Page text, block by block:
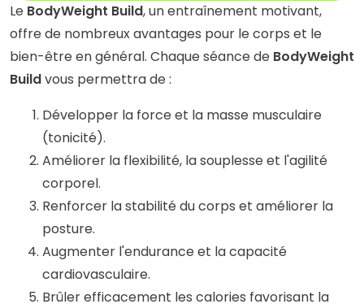
LeBodyWeight Build, un entraînement motivant,
offre de nombreux avantages pour le corps et le
bien-être en général. Chaque séance deBodyWeight
Buildvous permettra de :
Développer la force et la masse musculaire
(tonicité).
Améliorer la flexibilité, la souplesse et l'agilité
corporel.
Renforcer la stabilité du corps et améliorer la
posture.
Augmenter l'endurance et la capacité
cardiovasculaire.
Brûler efficacement les calories favorisant la